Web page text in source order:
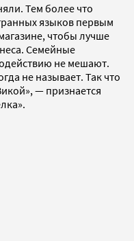
Тем более что
языков первым
чтобы лучше
Семейные
не мешают.
не называет. Так что
— признается